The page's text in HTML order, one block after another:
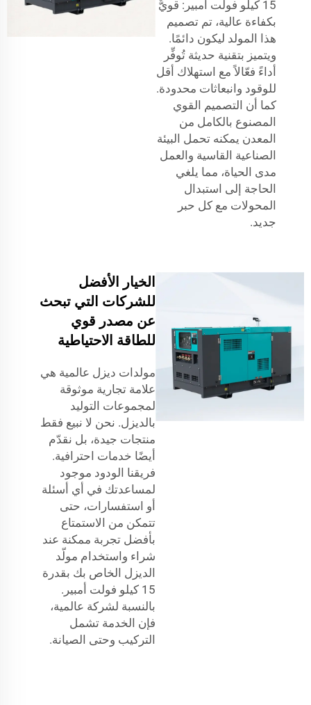
15 كيلو فولت أمبير: قويٌّ
بكفاءة عالية، تم تصميم
هذا المولد ليكون دائمًا.
ويتميز بتقنية حديثة تُوفِّر
أداءً فعّالاً مع استهلاك أقل
للوقود وانبعاثات محدودة.
كما أن التصميم القوي
المصنوع بالكامل من
المعدن يمكنه تحمل البيئة
الصناعية القاسية والعمل
مدى الحياة، مما يلغي
الحاجة إلى استبدال
المحولات مع كل حبر
جديد.
الخيار الأفضل
للشركات التي تبحث
عن مصدر قوي
للطاقة الاحتياطية
مولدات ديزل عالمية هي
علامة تجارية موثوقة
لمجموعات التوليد
بالديزل. نحن لا نبيع فقط
منتجات جيدة، بل نقدّم
أيضًا خدمات احترافية.
فريقنا الودود موجود
لمساعدتك في أي أسئلة
أو استفسارات، حتى
تتمكن من الاستمتاع
بأفضل تجربة ممكنة عند
شراء واستخدام مولّد
الديزل الخاص بك بقدرة
15 كيلو فولت أمبير.
بالنسبة لشركة عالمية،
فإن الخدمة تشمل
التركيب وحتى الصيانة.